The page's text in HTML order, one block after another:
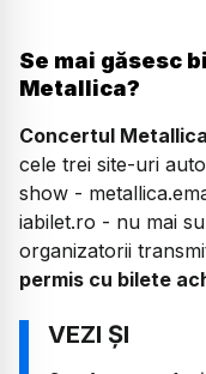
Se mai găsesc
Metallica?
Concertul
cele trei site-uri
show -
iabilet.ro - nu mai
organizatorii
permis cu bilete